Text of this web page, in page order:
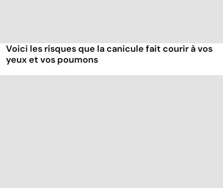
Voici les risques que la canicule fait courir à vos
yeux et vos poumons